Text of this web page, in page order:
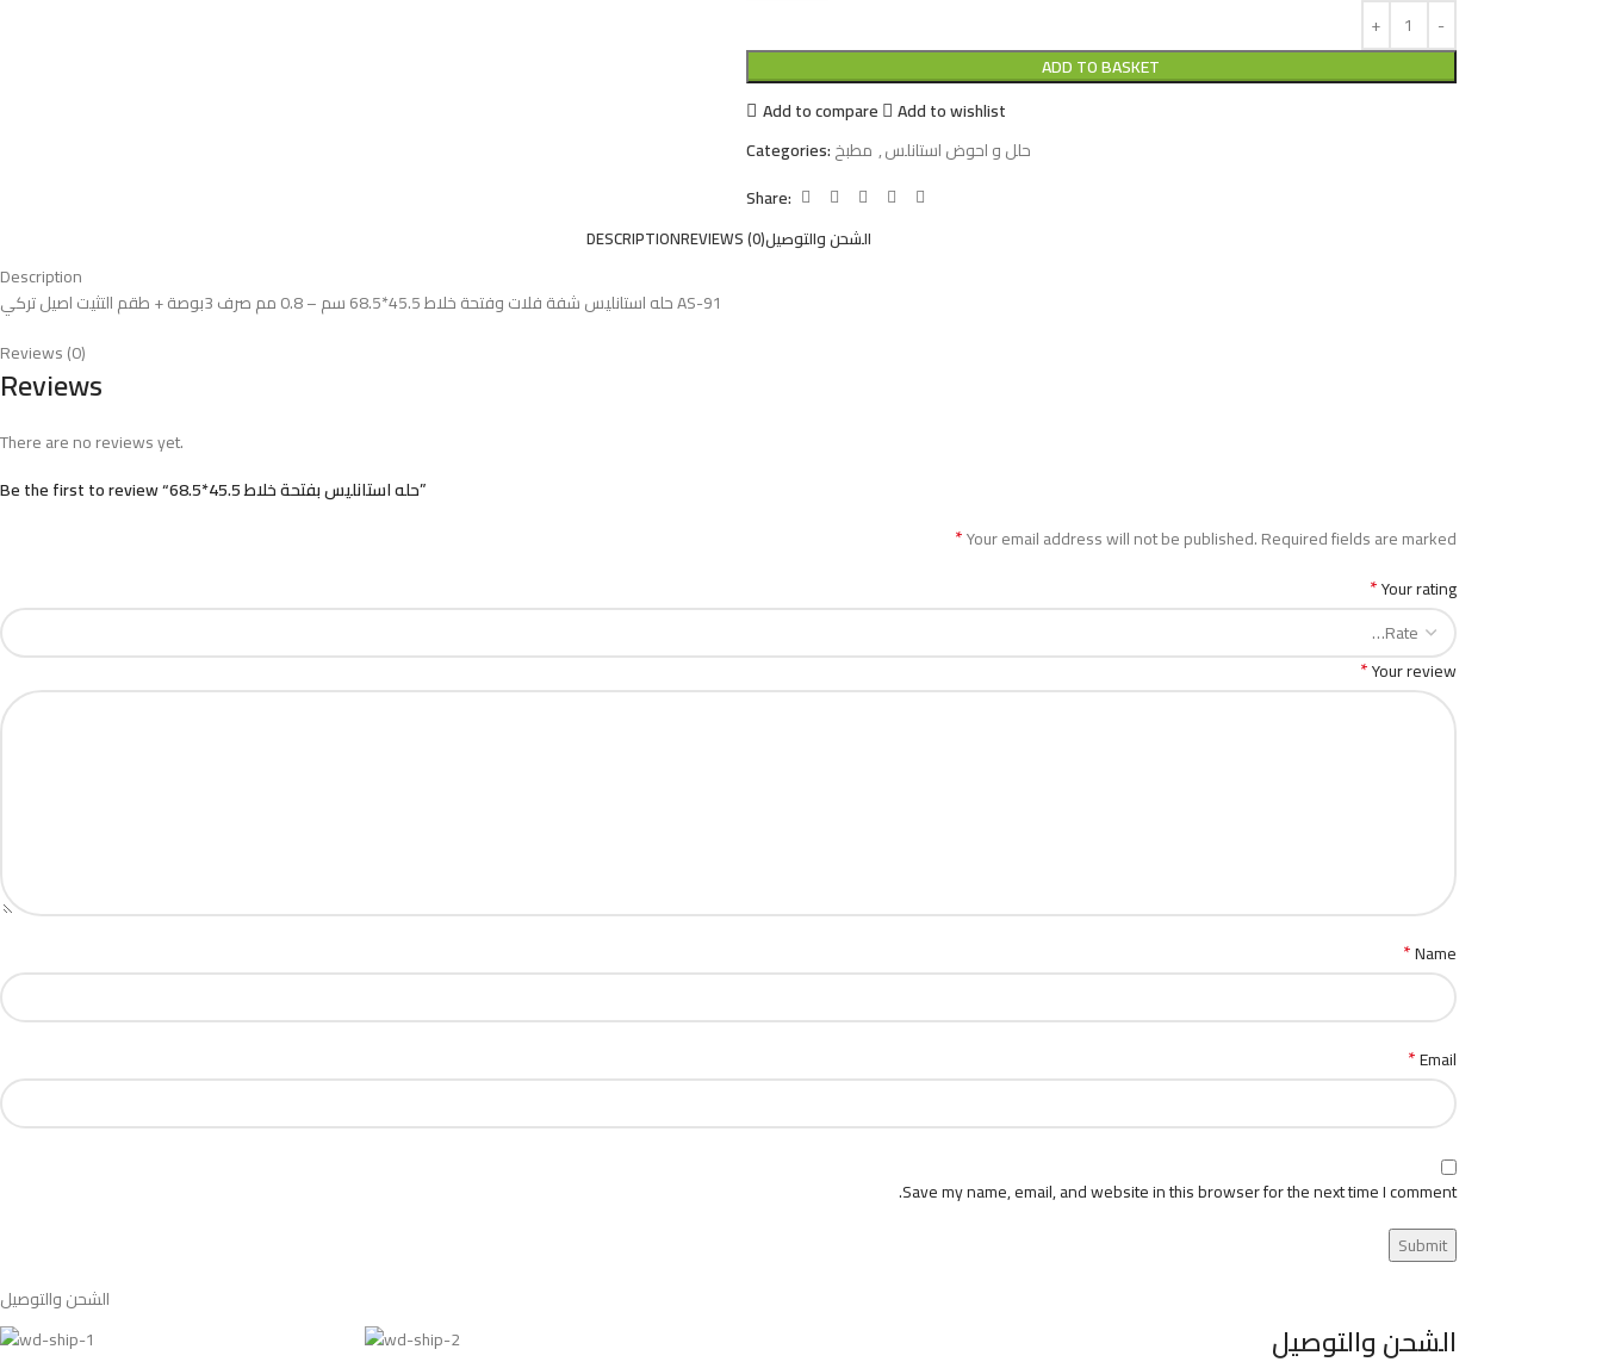
ADD TO BASKET
Add to compare
Add to wishlist
Categories:
حلل و احوض استانلس, مطبخ
Share:
DESCRIPTIONREVIEWS (0)الشحن والتوصيل
Description
حله استانليس شفة فلات وفتحة خلاط 45.5*68.5 سم – 0.8 مم صرف 3بوصة + طقم التثيت اصيل تركي AS-91
Reviews (0)
Reviews
There are no reviews yet.
Be the first to review “حله استانليس بفتحة خلاط 45.5*68.5”
Your email address will not be published.Required fields are marked
*
Your rating
*
Your review
*
Name
*
Email
*
Save my name, email, and website in this browser for the next time I comment.
الشحن والتوصيل
الشحن والتوصيل